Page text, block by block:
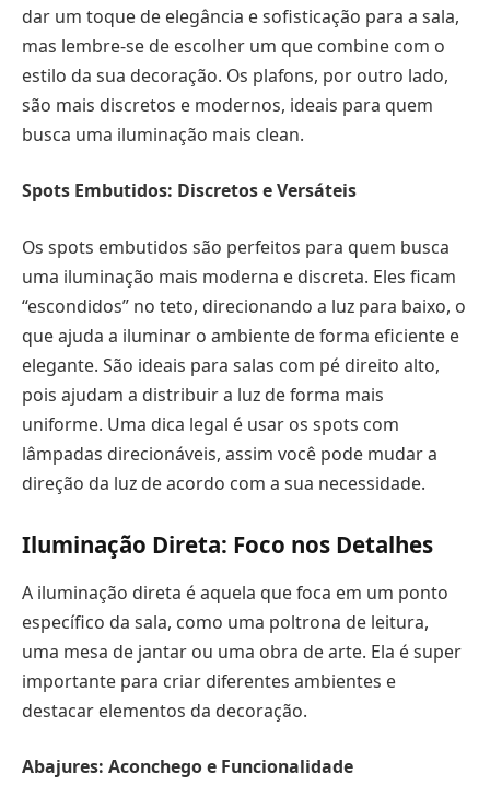
dar um toque de elegância e sofisticação para a sala,
mas lembre-se de escolher um que combine com o
estilo da sua decoração. Os plafons, por outro lado,
são mais discretos e modernos, ideais para quem
busca uma iluminação mais clean.
Spots Embutidos: Discretos e Versáteis
Os spots embutidos são perfeitos para quem busca
uma iluminação mais moderna e discreta. Eles ficam
“escondidos” no teto, direcionando a luz para baixo, o
que ajuda a iluminar o ambiente de forma eficiente e
elegante. São ideais para salas com pé direito alto,
pois ajudam a distribuir a luz de forma mais
uniforme. Uma dica legal é usar os spots com
lâmpadas direcionáveis, assim você pode mudar a
direção da luz de acordo com a sua necessidade.
Iluminação Direta: Foco nos Detalhes
A iluminação direta é aquela que foca em um ponto
específico da sala, como uma poltrona de leitura,
uma mesa de jantar ou uma obra de arte. Ela é super
importante para criar diferentes ambientes e
destacar elementos da decoração.
Abajures: Aconchego e Funcionalidade